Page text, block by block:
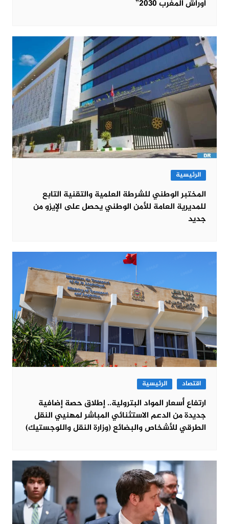
أوراش المغرب 2030”
الرئيسية
المختبر الوطني للشرطة العلمية والتقنية التابع
للمديرية العامة للأمن الوطني يحصل على الإيزو من
جديد
اقتصاد الرئيسية
ارتفاع أسعار المواد البترولية.. إطلاق حصة إضافية
جديدة من الدعم الاستثنائي المباشر لمهنيي النقل
الطرقي للأشخاص والبضائع (وزارة النقل واللوجستيك)